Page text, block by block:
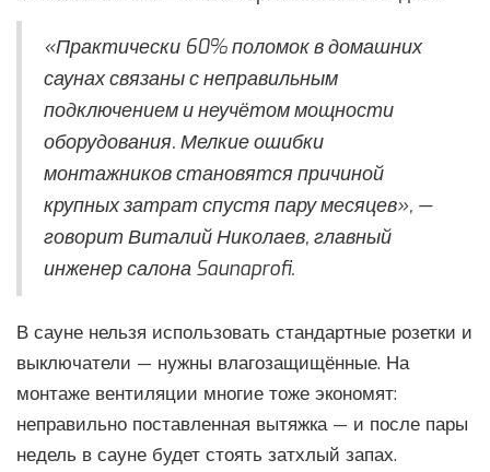
«Практически 60% поломок в домашних
саунах связаны с неправильным
подключением и неучётом мощности
оборудования. Мелкие ошибки
монтажников становятся причиной
крупных затрат спустя пару месяцев», —
говорит Виталий Николаев, главный
инженер салона Saunaprofi.
В сауне нельзя использовать стандартные розетки и
выключатели — нужны влагозащищённые. На
монтаже вентиляции многие тоже экономят:
неправильно поставленная вытяжка — и после пары
недель в сауне будет стоять затхлый запах.